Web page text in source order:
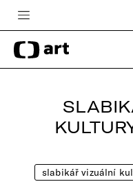
Česká televize
Zpravodajství
Pro dětislabikář vizuální